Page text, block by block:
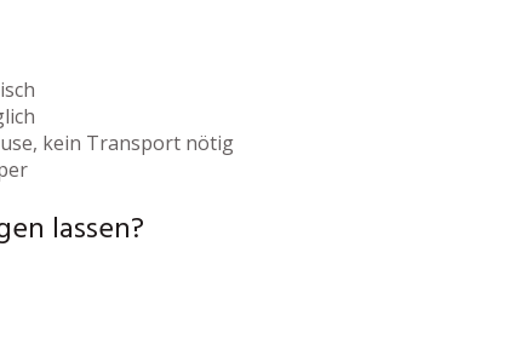
kein Transport nötig
lassen?